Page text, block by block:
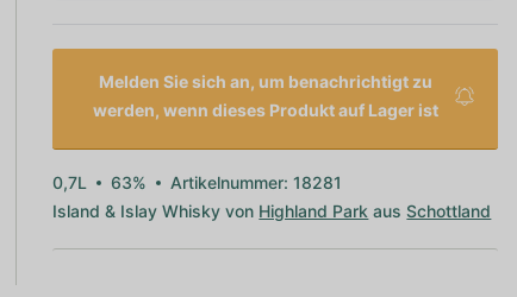
Melden Sie sich an, um benachrichtigt zu
werden, wenn dieses Produkt auf Lager ist
0,7L 63%
Artikelnummer: 18281
Island & Islay Whisky von Highland Park ausSchottland